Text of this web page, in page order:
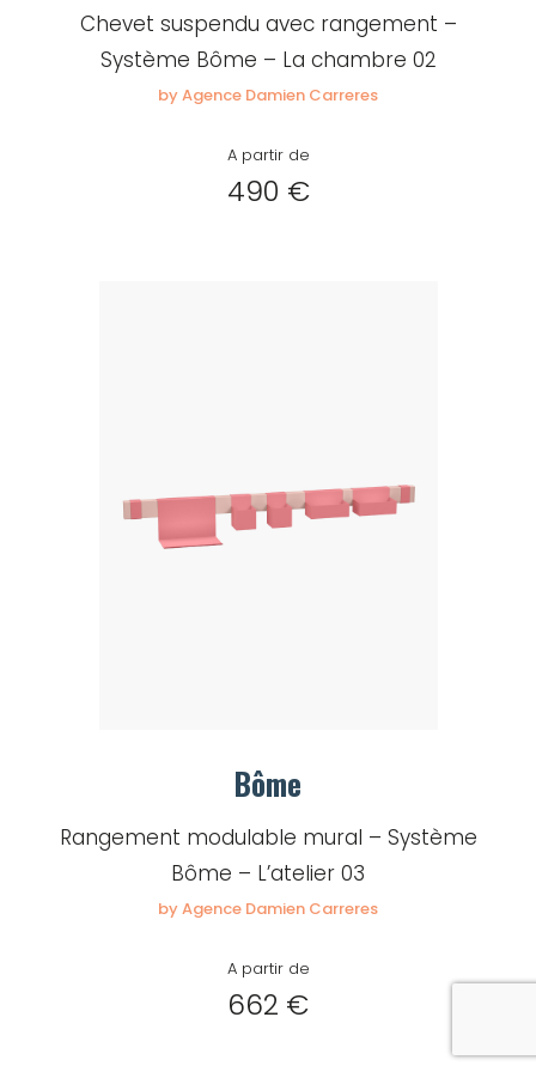
Chevet suspendu avec rangement –
Système Bôme – La chambre 02
by Agence Damien Carreres
A partir de
490 €
Bôme
Rangement modulable mural – Système
Bôme – L’atelier 03
by Agence Damien Carreres
A partir de
662 €